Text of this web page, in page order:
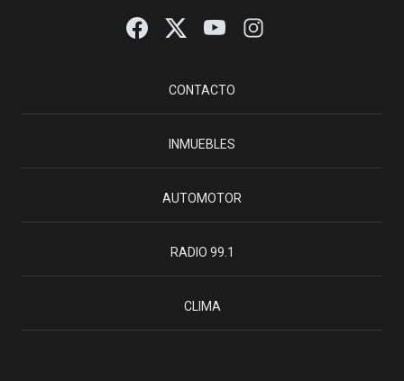
CONTACTO
INMUEBLES
AUTOMOTOR
RADIO 99.1
CLIMA